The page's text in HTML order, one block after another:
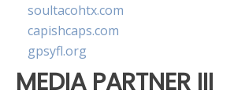
soultacohtx.com
capishcaps.com
gpsyfl.org
MEDIA PARTNER III